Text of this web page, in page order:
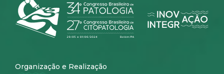
Organização e Realização